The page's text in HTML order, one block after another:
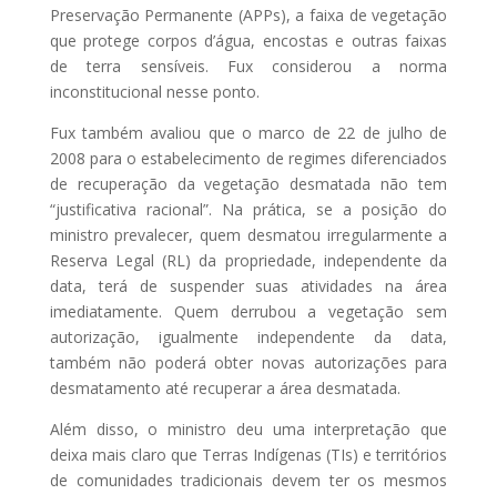
Preservação Permanente (APPs), a faixa de vegetação
que protege corpos d’água, encostas e outras faixas
de terra sensíveis. Fux considerou a norma
inconstitucional nesse ponto.
Fux também avaliou que o marco de 22 de julho de
2008 para o estabelecimento de regimes diferenciados
de recuperação da vegetação desmatada não tem
“justificativa racional”. Na prática, se a posição do
ministro prevalecer, quem desmatou irregularmente a
Reserva Legal (RL) da propriedade, independente da
data, terá de suspender suas atividades na área
imediatamente. Quem derrubou a vegetação sem
autorização, igualmente independente da data,
também não poderá obter novas autorizações para
desmatamento até recuperar a área desmatada.
Além disso, o ministro deu uma interpretação que
deixa mais claro que Terras Indígenas (TIs) e territórios
de comunidades tradicionais devem ter os mesmos